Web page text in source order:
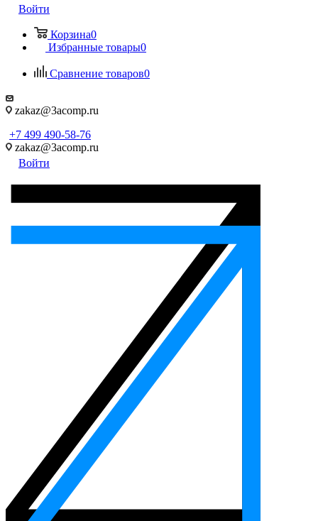
Войти
Корзина0
Избранные товары0
Сравнение товаров0
zakaz@3acomp.ru
+7 499 490-58-76
zakaz@3acomp.ru
Войти